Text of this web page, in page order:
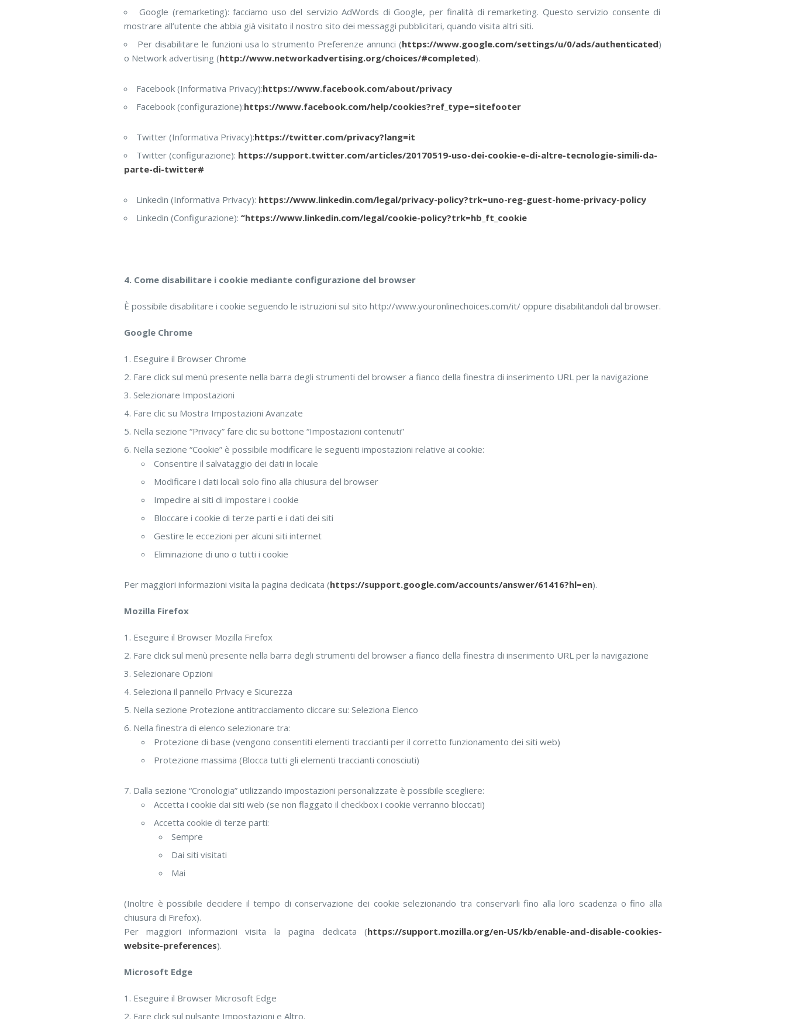
Google (remarketing): facciamo uso del servizio AdWords di Google, per finalità di remarketing. Questo servizio consente di
mostrare all’utente che abbia già visitato il nostro sito dei messaggi pubblicitari, quando visita altri siti.
Per disabilitare le funzioni usa lo strumento Preferenze annunci (https://www.google.com/settings/u/0/ads/authenticated)
o Network advertising (http://www.networkadvertising.org/choices/#completed).
Facebook (Informativa Privacy):https://www.facebook.com/about/privacy
Facebook (configurazione):https://www.facebook.com/help/cookies?ref_type=sitefooter
Twitter (Informativa Privacy):https://twitter.com/privacy?lang=it
Twitter (configurazione): https://support.twitter.com/articles/20170519-uso-dei-cookie-e-di-altre-tecnologie-simili-da-
parte-di-twitter#
Linkedin (Informativa Privacy): https://www.linkedin.com/legal/privacy-policy?trk=uno-reg-guest-home-privacy-policy
Linkedin (Configurazione): “https://www.linkedin.com/legal/cookie-policy?trk=hb_ft_cookie
4. Come disabilitare i cookie mediante configurazione del browser
È possibile disabilitare i cookie seguendo le istruzioni sul sito http://www.youronlinechoices.com/it/ oppure disabilitandoli dal browser.
Google Chrome
Eseguire il Browser Chrome
Fare click sul menù presente nella barra degli strumenti del browser a fianco della finestra di inserimento URL per la navigazione
Selezionare Impostazioni
Fare clic su Mostra Impostazioni Avanzate
Nella sezione “Privacy” fare clic su bottone “Impostazioni contenuti”
Nella sezione “Cookie” è possibile modificare le seguenti impostazioni relative ai cookie:
Consentire il salvataggio dei dati in locale
Modificare i dati locali solo fino alla chiusura del browser
Impedire ai siti di impostare i cookie
Bloccare i cookie di terze parti e i dati dei siti
Gestire le eccezioni per alcuni siti internet
Eliminazione di uno o tutti i cookie
Per maggiori informazioni visita la pagina dedicata (https://support.google.com/accounts/answer/61416?hl=en).
Mozilla Firefox
Eseguire il Browser Mozilla Firefox
Fare click sul menù presente nella barra degli strumenti del browser a fianco della finestra di inserimento URL per la navigazione
Selezionare Opzioni
Seleziona il pannello Privacy e Sicurezza
Nella sezione Protezione antitracciamento cliccare su: Seleziona Elenco
Nella finestra di elenco selezionare tra:
Protezione di base (vengono consentiti elementi traccianti per il corretto funzionamento dei siti web)
Protezione massima (Blocca tutti gli elementi traccianti conosciuti)
Dalla sezione “Cronologia” utilizzando impostazioni personalizzate è possibile scegliere:
Accetta i cookie dai siti web (se non flaggato il checkbox i cookie verranno bloccati)
Accetta cookie di terze parti:
Sempre
Dai siti visitati
Mai
(Inoltre è possibile decidere il tempo di conservazione dei cookie selezionando tra conservarli fino alla loro scadenza o fino alla
chiusura di Firefox).
Per maggiori informazioni visita la pagina dedicata (https://support.mozilla.org/en-US/kb/enable-and-disable-cookies-
website-preferences).
Microsoft Edge
Eseguire il Browser Microsoft Edge
Fare click sul pulsante Impostazioni e Altro.